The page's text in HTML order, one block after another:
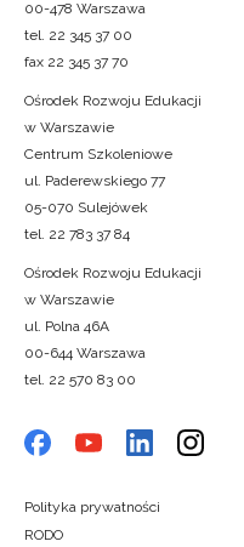
00-478 Warszawa
tel. 22 345 37 00
fax 22 345 37 70
Ośrodek Rozwoju Edukacji
w Warszawie
Centrum Szkoleniowe
ul. Paderewskiego 77
05-070 Sulejówek
tel. 22 783 37 84
Ośrodek Rozwoju Edukacji
w Warszawie
ul. Polna 46A
00-644 Warszawa
tel. 22 570 83 00
Polityka prywatności
RODO